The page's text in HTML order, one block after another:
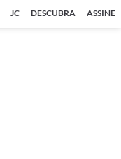
JC DESCUBRA ASSINE